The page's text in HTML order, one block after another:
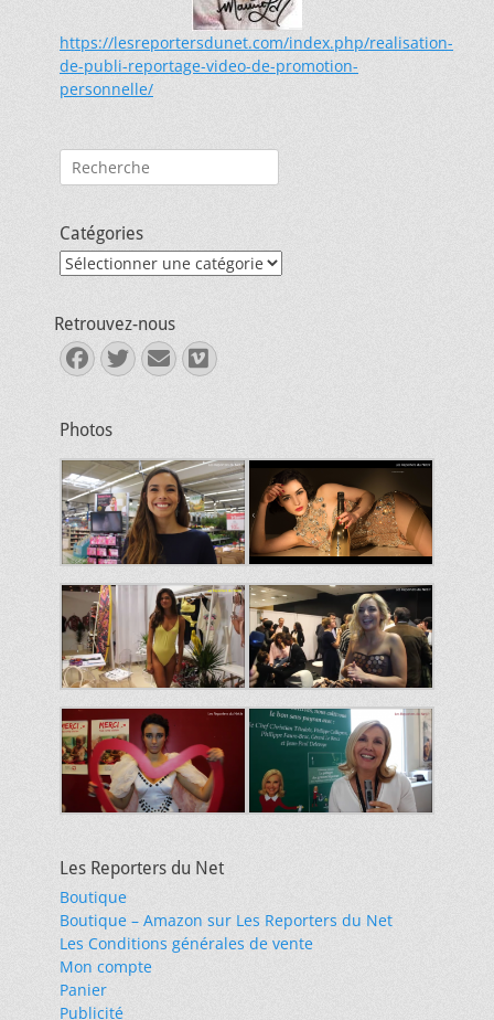
https://lesreportersdunet.com/index.php/realisation-
de-publi-reportage-video-de-promotion-
personnelle/
Rechercher :
Catégories
Catégories
Retrouvez-nous
Facebook
Twitter
E-
mail
Vimeo
Photos
Les Reporters du Net
Boutique
Boutique – Amazon sur Les Reporters du Net
Les Conditions générales de vente
Mon compte
Panier
Publicité